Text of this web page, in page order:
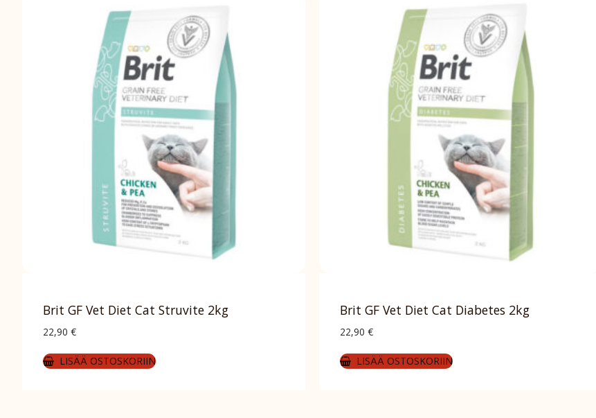
Brit GF Vet Diet Cat Struvite 2kg
22,90 €
LISÄÄ OSTOSKORIIN
Brit GF Vet Diet Cat Diabetes 2kg
22,90 €
LISÄÄ OSTOSKORIIN